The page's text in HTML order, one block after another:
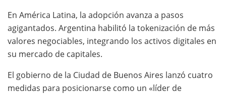
En América Latina, la adopción avanza a pasos
agigantados. Argentina habilitó la tokenización de más
valores negociables, integrando los activos digitales en
su mercado de capitales.
El gobierno de la Ciudad de Buenos Aires lanzó cuatro
medidas para posicionarse como un «líder de